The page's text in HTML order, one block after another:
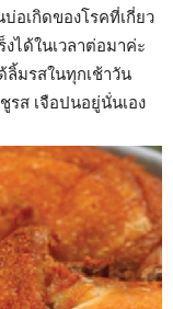
อเกิดของโรคที่เกี่ยว
ได้ในเวลาต่อมาค่ะ
ลิ้มรสในทุกเช้าวัน
รส เจือปนอยู่นั่นเอง